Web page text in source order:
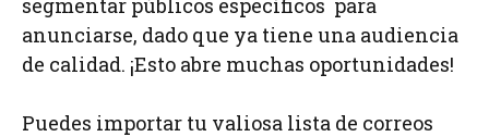
segmentar públicos específicos para
anunciarse, dado que ya tiene una audiencia
de calidad. ¡Esto abre muchas oportunidades!
Puedes importar tu valiosa lista de correos